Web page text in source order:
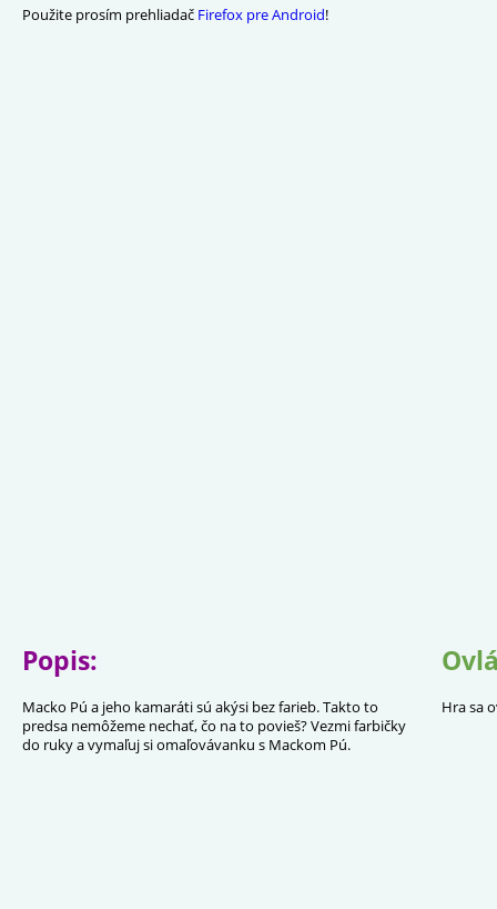
Použite prosím prehliadač Firefox pre Android!
Popis:
Macko Pú a jeho kamaráti sú akýsi bez farieb. Takto to
predsa nemôžeme nechať, čo na to povieš? Vezmi farbičky
do ruky a vymaľuj si omaľovávanku s Mackom Pú.
Hra sa